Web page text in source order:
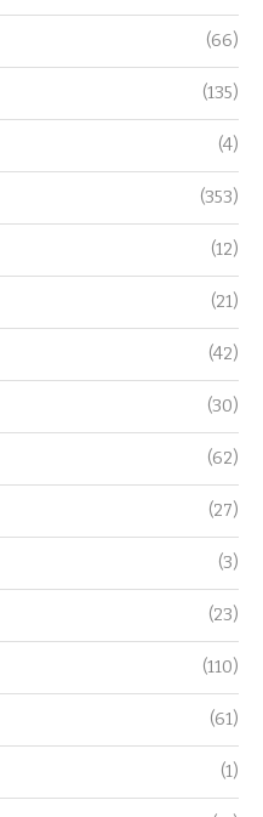
(66)
(135)
(4)
(353)
(12)
(21)
(42)
(30)
(62)
(27)
(3)
(23)
(110)
(61)
(1)